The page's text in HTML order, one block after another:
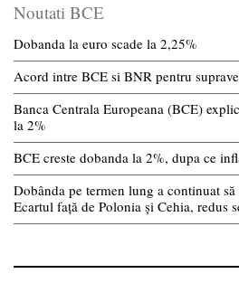
Noutati BCE
Dobanda la euro scade la 2,25%
Acord intre BCE si BNR pentru
Banca Centrala Europeana (BCE)
la 2%
BCE creste dobanda la 2%, dupa ce
Dobânda pe termen lung a continuat
Ecartul față de Polonia și Cehia, redus